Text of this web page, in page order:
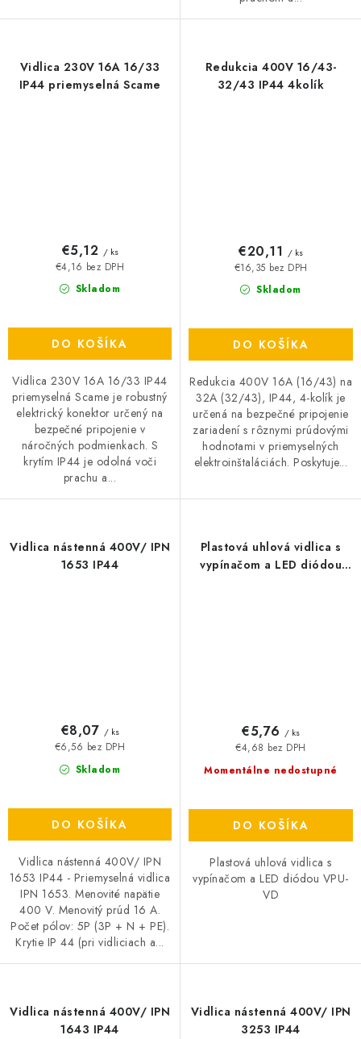
Vidlica 230V 16A 16/33
IP44 priemyselná Scame
Skladom
€4,16 bez DPH
€5,12 / ks
DO KOŠÍKA
Vidlica 230V 16A 16/33 IP44
priemyselná Scame je robustný
elektrický konektor určený na
bezpečné pripojenie v
náročných podmienkach. S
krytím IP44 je odolná voči
prachu a...
Redukcia 400V 16/43-
32/43 IP44 4kolík
Skladom
€16,35 bez DPH
€20,11 / ks
DO KOŠÍKA
Redukcia 400V 16A (16/43) na
32A (32/43), IP44, 4-kolík je
určená na bezpečné pripojenie
zariadení s rôznymi prúdovými
hodnotami v priemyselných
elektroinštaláciách. Poskytuje...
Vidlica nástenná 400V/ IPN
1653 IP44
Skladom
€6,56 bez DPH
€8,07 / ks
DO KOŠÍKA
Vidlica nástenná 400V/ IPN
1653 IP44 - Priemyselná vidlica
IPN 1653. Menovité napätie
400 V. Menovitý prúd 16 A.
Počet pólov: 5P (3P + N + PE).
Krytie IP 44 (pri vidliciach a...
Plastová uhlová vidlica s
vypínačom a LED diódou
Momentálne nedostupné
€4,68 bez DPH
€5,76 / ks
DO KOŠÍKA
Plastová uhlová vidlica s
vypínačom a LED diódou VPU-
VD
Vidlica nástenná 400V/ IPN
1643 IP44
Vidlica nástenná 400V/ IPN
3253 IP44